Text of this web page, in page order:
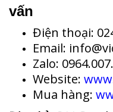
vấn
Điện thoại:
Email:
Zalo:
Website:
Mua hàng: